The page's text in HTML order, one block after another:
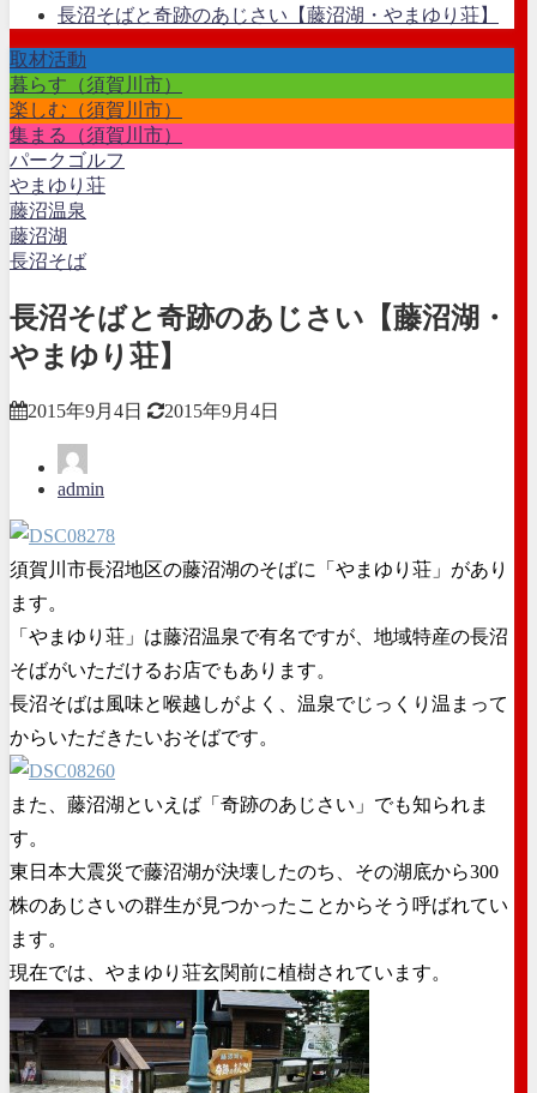
長沼そばと奇跡のあじさい【藤沼湖・やまゆり荘】
取材活動
暮らす（須賀川市）
楽しむ（須賀川市）
集まる（須賀川市）
パークゴルフ
やまゆり荘
藤沼温泉
藤沼湖
長沼そば
長沼そばと奇跡のあじさい【藤沼湖・
やまゆり荘】
2015年9月4日 2015年9月4日
admin
須賀川市長沼地区の藤沼湖のそばに「やまゆり荘」があり
ます。
「やまゆり荘」は藤沼温泉で有名ですが、地域特産の長沼
そばがいただけるお店でもあります。
長沼そばは風味と喉越しがよく、温泉でじっくり温まって
からいただきたいおそばです。
また、藤沼湖といえば「奇跡のあじさい」でも知られま
す。
東日本大震災で藤沼湖が決壊したのち、その湖底から300
株のあじさいの群生が見つかったことからそう呼ばれてい
ます。
現在では、やまゆり荘玄関前に植樹されています。